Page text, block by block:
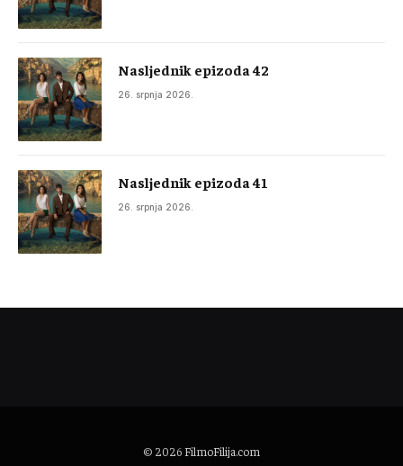
Nasljednik epizoda 42
26. srpnja 2026.
Nasljednik epizoda 41
26. srpnja 2026.
© 2026FilmoFilija.com